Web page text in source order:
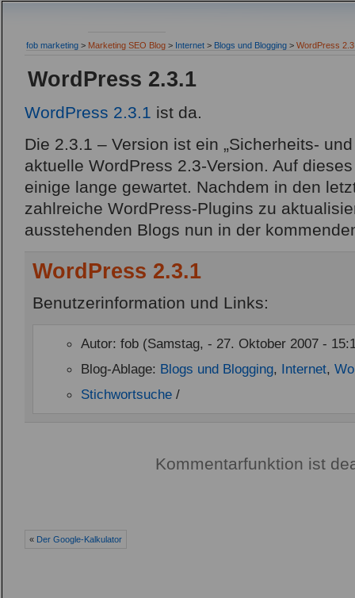
fob marketing > Marketing SEO Blog > Internet > Blogs und Blogging > WordPress
WordPress 2.3.1
WordPress 2.3.1 ist da.
Die 2.3.1 – Version ist ein „Sicherheits-
aktuelle WordPress 2.3-Version. Auf
einige lange gewartet. Nachdem in den
zahlreiche WordPress-Plugins zu
ausstehenden Blogs nun in der
WordPress 2.3.1
Benutzerinformation und Links:
Autor: fob (Samstag, - 27. Oktober 2007 -
Blog-Ablage: Blogs und Blogging, Internet,
Stichwortsuche /
Kommentarfunktion ist
« Der Google-Kalkulator